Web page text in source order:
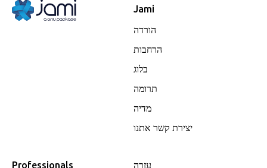
Jami
הורדה
הרחבות
בלוג
תרומה
מדיה
יצירת קשר אתנו
Professionals עזרה